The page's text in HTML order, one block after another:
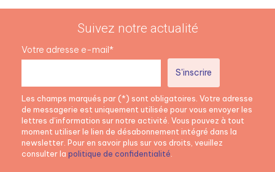
Suivez notre actualité
Votre adresse e-mail*
Les champs marqués par (*) sont obligatoires. Votre adresse
de messagerie est uniquement utilisée pour vous envoyer les
lettres d’information sur notre activité. Vous pouvez à tout
moment utiliser le lien de désabonnement intégré dans la
newsletter. Pour en savoir plus sur vos droits, veuillez
consulter la politique de confidentialité